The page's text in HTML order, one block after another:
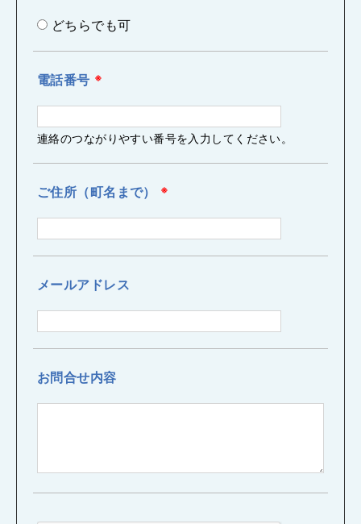
どちらでも可
電話番号 ※
連絡のつながりやすい番号を入力してください。
ご住所（町名まで） ※
メールアドレス
お問合せ内容